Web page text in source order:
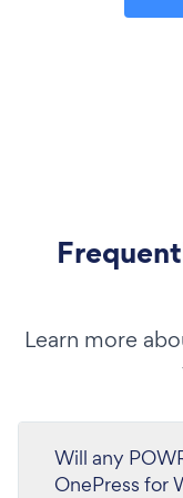
Learn more
Will any
OnePress for